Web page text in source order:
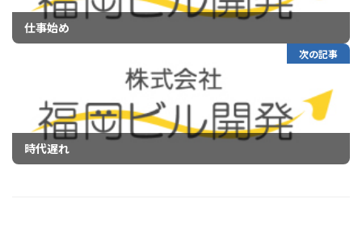
仕事始め
次の記事
時代遅れ